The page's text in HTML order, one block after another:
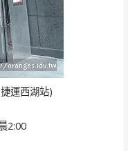
運西湖站)
2:00